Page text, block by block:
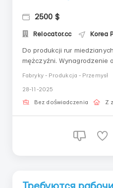
2500 $
Relocator.cc Korea
Do produkcji rur
mężczyźni. Wynagrodzenie od 100$ dziennie,
zakwaterowanie i
zapotrzebowanie na
wynagrodzenie w
Fabryky - Produkcja - Przemysł
28-11-2025
Bez doświadczenia Z